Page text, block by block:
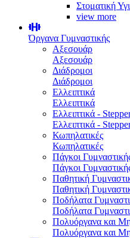
Στοματική
view more
Όργανα Γυμναστικής
Αξεσουάρ
Αξεσουάρ
Διάδρομοι
Διάδρομοι
Ελλειπτικά
Ελλειπτικά
Ελλειπτικά -
Ελλειπτικά -
Κωπηλατικές
Κωπηλατικές
Πάγκοι
Πάγκοι
Παθητική
Παθητική
Ποδήλατα
Ποδήλατα
Πολυόργανα και
Πολυόργανα και